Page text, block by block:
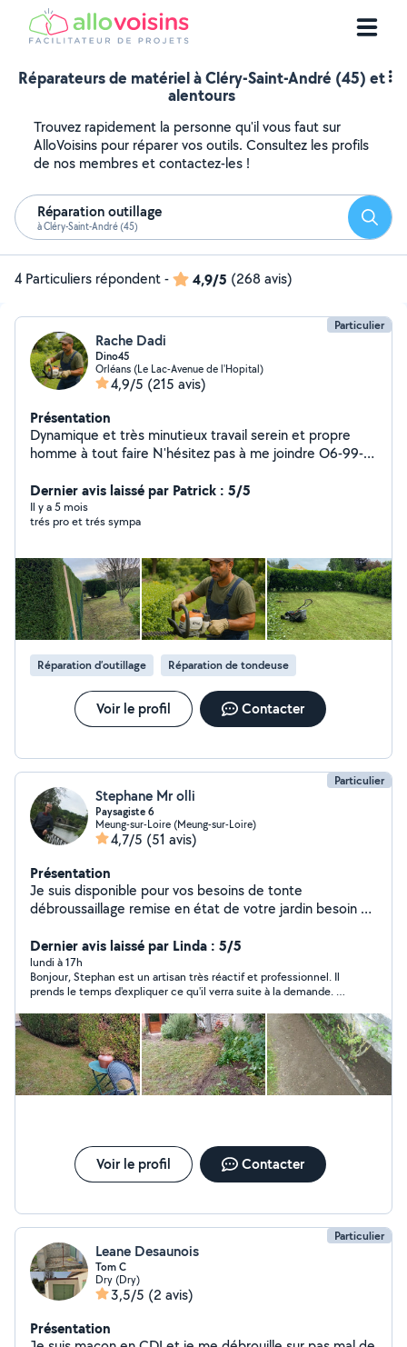
Réparateurs de matériel à Cléry-Saint-André (45) et
alentours
Trouvez rapidement la personne qu'il vous faut sur
AlloVoisins pour réparer vos outils. Consultez les profils
de nos membres et contactez-les !
Réparation outillage
à Cléry-Saint-André (45)
4 Particuliers répondent- 4,9/5 (268 avis)
Particulier
Rache Dadi
Dino45
Orléans (Le Lac-Avenue de l'Hopital)
4,9/5 (215 avis)
Présentation
Dynamique et très minutieux travail serein et propre
homme à tout faire N'hésitez pas à me joindre O6-99-
Dernier avis laissé par Patrick : 5/5
Il y a 5 mois
trés pro et trés sympa
Réparation d’outillage Réparation de tondeuse
Voir le profil Contacter
Particulier
Stephane Mr olli
Paysagiste 6
Meung-sur-Loire (Meung-sur-Loire)
4,7/5 (51 avis)
Présentation
Je suis disponible pour vos besoins de tonte
débroussaillage remise en état de votre jardin besoin de
Dernier avis laissé par Linda : 5/5
lundi à 17h
Bonjour, Stephan est un artisan très réactif et professionnel. Il
prends le temps d'expliquer ce qu'il verra suite à la demande. Je
Voir le profil Contacter
Particulier
Leane Desaunois
Tom C
Dry (Dry)
3,5/5 (2 avis)
Présentation